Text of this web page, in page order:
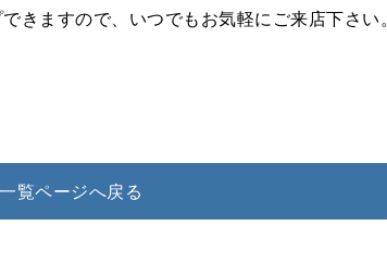
きますので、いつでもお気軽にご来店下さい。
一覧ページへ戻る